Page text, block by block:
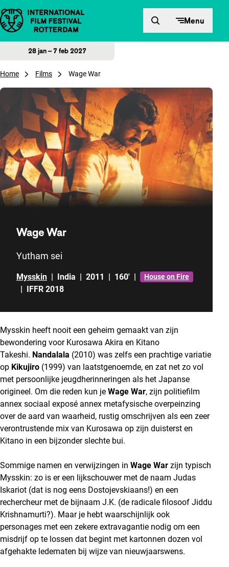
Direct naar inhoud Menu
28 jan – 7 feb 2027
Home Films Wage War
Wage War
Yutham sei
Mysskin | India | 2011 | 160' | House on Fire
| IFFR 2018
Mysskin heeft nooit een geheim gemaakt van zijn
bewondering voor Kurosawa Akira en Kitano
Takeshi. Nandalala (2010) was zelfs een prachtige variatie
op Kikujiro (1999) van laatstgenoemde, en zat net zo vol
met persoonlijke jeugdherinneringen als het Japanse
origineel. Om die reden kun je Wage War, zijn politiefilm
annex sociaal exposé annex metafysische overpeinzing
over de aard van waarheid, rustig omschrijven als een zeer
verontrustende mix van Kurosawa op zijn duisterst en
Kitano in een bijzonder slechte bui.
Sommige namen en verwijzingen in Wage War zijn typisch
Mysskin: zo is er een lijkschouwer met de naam Judas
Iskariot (dat is nog eens Dostojevskiaans!) en een
rechercheur met de bijnaam J.K. (de radicale filosoof Jiddu
Krishnamurti?). Maar je hebt waarschijnlijk ook
personages met een zekere extravagantie nodig om een
misdrijf op te lossen dat begint met kartonnen dozen vol
afgehakte ledematen bij wijze van nieuwjaarswens.